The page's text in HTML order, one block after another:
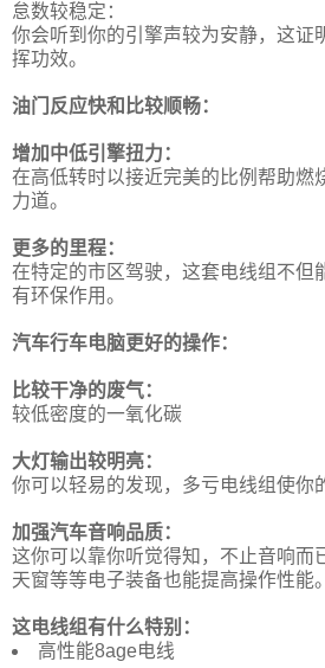
怠数较稳定：
你会听到你的引擎声较为安静，这证
挥功效。
油门反应快和比较顺畅：
增加中低引擎扭力：
在高低转时以接近完美的比例帮助燃
力道。
更多的里程：
在特定的市区驾驶，这套电线组不但
有环保作用。
汽车行车电脑更好的操作：
比较干净的废气：
较低密度的一氧化碳
大灯输出较明亮：
你可以轻易的发现，多亏电线组使你
加强汽车音响品质：
这你可以靠你听觉得知，不止音响而
天窗等等电子装备也能提高操作性能。
这电线组有什么特别：
高性能8age电线